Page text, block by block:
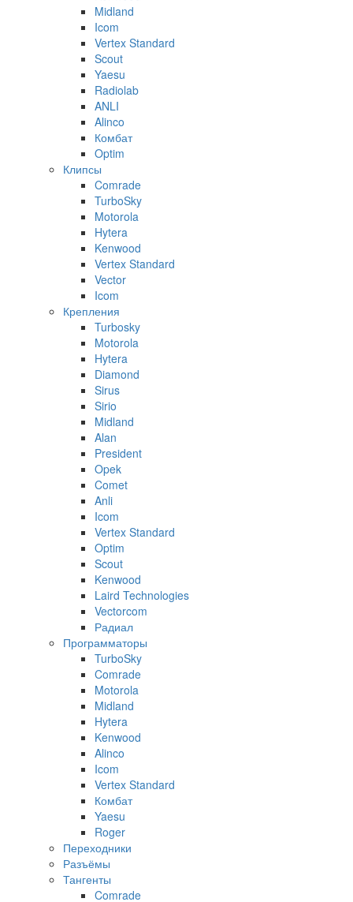
Midland
Icom
Vertex Standard
Scout
Yaesu
Radiolab
ANLI
Alinco
Комбат
Optim
Клипсы
Comrade
TurboSky
Motorola
Hytera
Kenwood
Vertex Standard
Vector
Icom
Крепления
Turbosky
Motorola
Hytera
Diamond
Sirus
Sirio
Midland
Alan
President
Opek
Comet
Anli
Icom
Vertex Standard
Optim
Scout
Kenwood
Laird Technologies
Vectorcom
Радиал
Программаторы
TurboSky
Comrade
Motorola
Midland
Hytera
Kenwood
Alinco
Icom
Vertex Standard
Комбат
Yaesu
Roger
Переходники
Разъёмы
Тангенты
Comrade